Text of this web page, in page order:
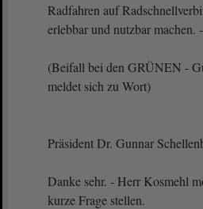
Radfahren auf
erlebbar und nutzbar machen.
(Beifall bei den GRÜNEN -
meldet sich zu Wort)
Präsident Dr. Gunnar
Danke sehr. - Herr Kosmehl
kurze Frage stellen.